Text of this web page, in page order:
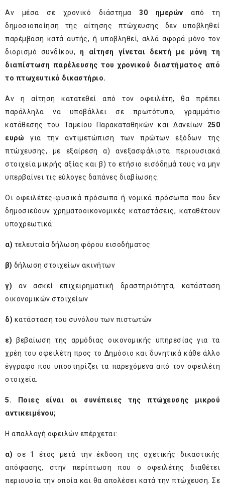
Αν μέσα σε χρονικό διάστημα 30 ημερών από τη
δημοσιοποίηση της αίτησης πτώχευσης δεν υποβληθεί
παρέμβαση κατά αυτής, ή υποβληθεί, αλλά αφορά μόνο τον
διορισμό συνδίκου, η αίτηση γίνεται δεκτή με μόνη τη
διαπίστωση παρέλευσης του χρονικού διαστήματος από
το πτωχευτικό δικαστήριο.
Αν η αίτηση κατατεθεί από τον οφειλέτη, θα πρέπει
παράλληλα να υποβάλλει σε πρωτότυπο, γραμμάτιο
κατάθεσης του Ταμείου Παρακαταθηκών και Δανείων 250
ευρώ για την αντιμετώπιση των πρώτων εξόδων της
πτώχευσης, με εξαίρεση α) ανεξασφάλιστα περιουσιακά
στοιχεία μικρής αξίας και β) το ετήσιο εισόδημά τους να μην
υπερβαίνει τις εύλογες δαπάνες διαβίωσης.
Οι οφειλέτες-φυσικά πρόσωπα ή νομικά πρόσωπα που δεν
δημοσιεύουν χρηματοοικονομικές καταστάσεις, καταθέτουν
υποχρεωτικά:
α) τελευταία δήλωση φόρου εισοδήματος
β) δήλωση στοιχείων ακινήτων
γ) αν ασκεί επιχειρηματική δραστηριότητα, κατάσταση
οικονομικών στοιχείων
δ) κατάσταση του συνόλου των πιστωτών
ε) βεβαίωση της αρμόδιας οικονομικής υπηρεσίας για τα
χρέη του οφειλέτη προς το Δημόσιο και δυνητικά κάθε άλλο
έγγραφο που υποστηρίζει τα παρεχόμενα από τον οφειλέτη
στοιχεία.
5. Ποιες είναι οι συνέπειες της πτώχευσης μικρού
αντικειμένου;
Η απαλλαγή οφειλών επέρχεται:
α) σε 1 έτος μετά την έκδοση της σχετικής δικαστικής
απόφασης, στην περίπτωση που ο οφειλέτης διαθέτει
περιουσία την οποία και θα απολέσει κατά την πτώχευση. Σε